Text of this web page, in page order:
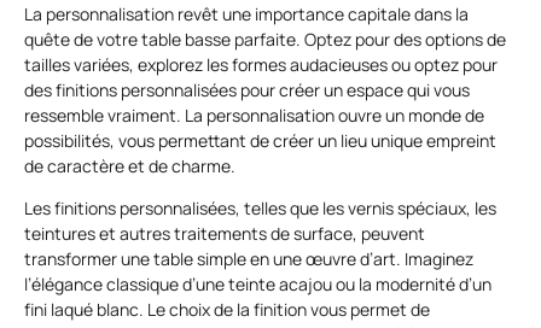
La personnalisation revêt une importance capitale dans la
quête de votre table basse parfaite. Optez pour des options de
tailles variées, explorez les formes audacieuses ou optez pour
des finitions personnalisées pour créer un espace qui vous
ressemble vraiment. La personnalisation ouvre un monde de
possibilités, vous permettant de créer un lieu unique empreint
de caractère et de charme.
Les finitions personnalisées, telles que les vernis spéciaux, les
teintures et autres traitements de surface, peuvent
transformer une table simple en une œuvre d’art. Imaginez
l’élégance classique d’une teinte acajou ou la modernité d’un
fini laqué blanc. Le choix de la finition vous permet de